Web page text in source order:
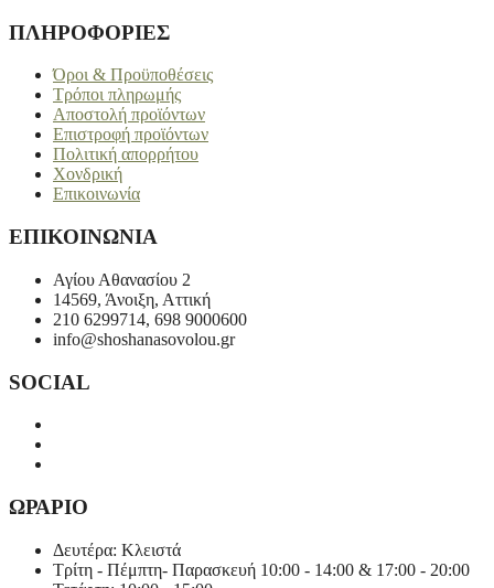
ΠΛΗΡΟΦΟΡΙΕΣ
Όροι & Προϋποθέσεις
Τρόποι πληρωμής
Αποστολή προϊόντων
Επιστροφή προϊόντων
Πολιτική απορρήτου
Χονδρική
Επικοινωνία
ΕΠΙΚΟΙΝΩΝΙΑ
Αγίου Αθανασίου 2
14569, Άνοιξη, Αττική
210 6299714, 698 9000600
info@shoshanasovolou.gr
SOCIAL
ΩΡΑΡΙΟ
Δευτέρα: Κλειστά
Τρίτη - Πέμπτη- Παρασκευή 10:00 - 14:00 & 17:00 - 20:00